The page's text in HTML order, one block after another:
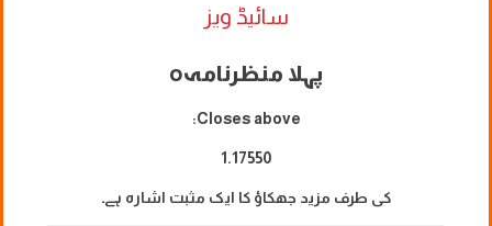
سائیڈ ویز
پہلا منظرنامہo
Closes above:
1.17550
کی طرف مزید جھکاؤ کا ایک مثبت اشارہ ہے۔